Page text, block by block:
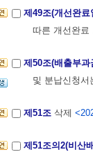
제49조(개선완
따른 개선완
제50조(배출부
및 분납신청
제51조 삭제
제51조의2(비산